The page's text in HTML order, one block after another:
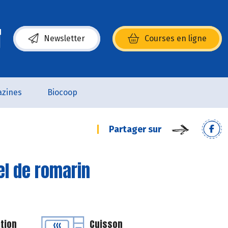
Newsletter Courses en ligne
(s’ouvre dans une nouvelle fenêtre)
Biocoop
Partager sur
de romarin
Cuisson